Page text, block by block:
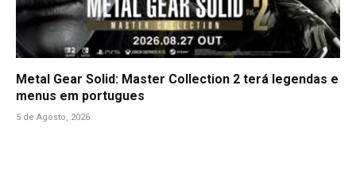
Metal Gear Solid: Master Collection 2 terá legendas e
menus em portugues
5 de Agosto, 2026